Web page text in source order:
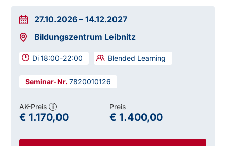
27.10.2026 –14.12.2027
Bildungszentrum Leibnitz
Di 18:00-22:00 Blended Learning
7820010126
AK-Preis i
€ 1.170,00
Preis
€ 1.400,00